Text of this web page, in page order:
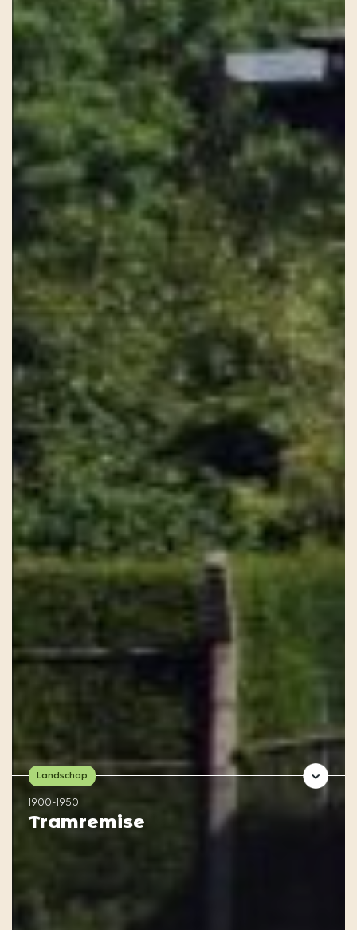
Landschap
1900-1950
Tramremise